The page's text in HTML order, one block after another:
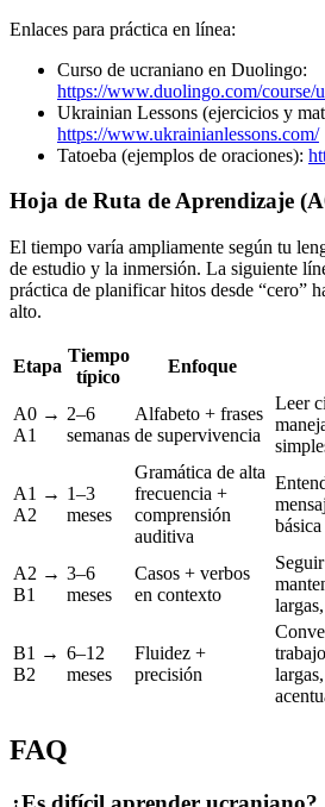
Enlaces para práctica en línea:
Curso de ucraniano en Duolingo:
https://www.duolingo.com/course/
Ukrainian Lessons (ejercicios y
https://www.ukrainianlessons.com/
Tatoeba (ejemplos de oraciones):
Hoja de Ruta de Aprendizaje
El tiempo varía ampliamente según tu
de estudio y la inmersión. La siguiente
práctica de planificar hitos desde “cero”
alto.
Etapa
Tiempo
típico
Enfoque
A0 →
A1
2–6
semanas
Alfabeto + frases
de supervivencia
Leer
A1 →
A2
1–3
meses
Gramática de alta
frecuencia +
comprensión
auditiva
A2 →
B1
3–6
meses
Casos + verbos
en contexto
B1 →
B2
6–12
meses
Fluidez +
precisión
FAQ